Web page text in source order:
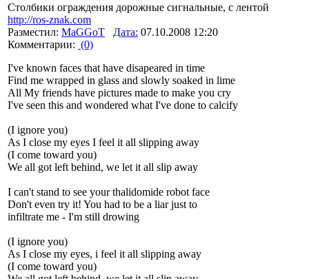
Столбики ограждения дорожные сигнальные, с лентой
http://ros-znak.com
Разместил: MaGGoT Дата: 07.10.2008 12:20
Комментарии: (0)
I've known faces that have disapeared in time
Find me wrapped in glass and slowly soaked in lime
All My friends have pictures made to make you cry
I've seen this and wondered what I've done to calcify
(I ignore you)
As I close my eyes I feel it all slipping away
(I come toward you)
We all got left behind, we let it all slip away
I can't stand to see your thalidomide robot face
Don't even try it! You had to be a liar just to
infiltrate me - I'm still drowing
(I ignore you)
As I close my eyes, i feel it all slipping away
(I come toward you)